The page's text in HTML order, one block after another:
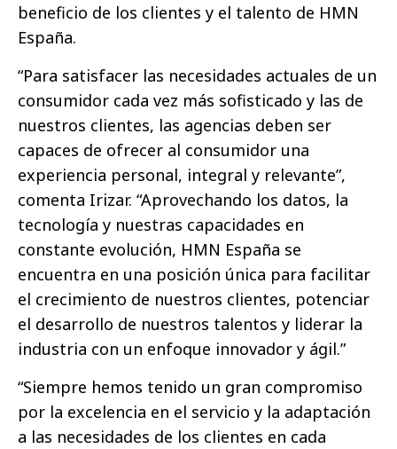
beneficio de los clientes y el talento de HMN
España.
“Para satisfacer las necesidades actuales de un
consumidor cada vez más sofisticado y las de
nuestros clientes, las agencias deben ser
capaces de ofrecer al consumidor una
experiencia personal, integral y relevante”,
comenta Irizar. “Aprovechando los datos, la
tecnología y nuestras capacidades en
constante evolución, HMN España se
encuentra en una posición única para facilitar
el crecimiento de nuestros clientes, potenciar
el desarrollo de nuestros talentos y liderar la
industria con un enfoque innovador y ágil.”
“Siempre hemos tenido un gran compromiso
por la excelencia en el servicio y la adaptación
a las necesidades de los clientes en cada